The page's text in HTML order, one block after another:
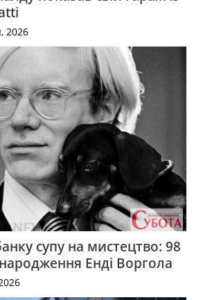
2026
супу на мистецтво: 98
Енді Воргола